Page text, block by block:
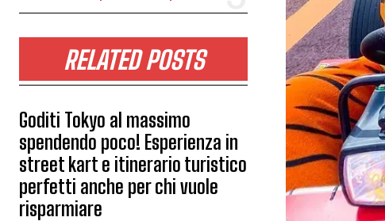
RELATED POSTS
Goditi Tokyo al massimo
spendendo poco! Esperienza in
street kart e itinerario turistico
perfetti anche per chi vuole
risparmiare